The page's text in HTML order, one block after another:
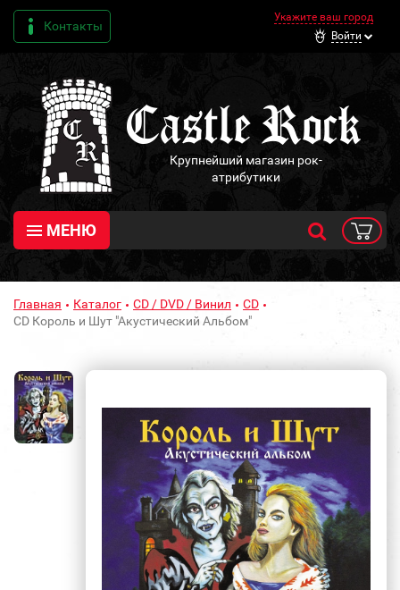
Контакты
Укажите ваш город
Войти
Крупнейший магазин рок-
атрибутики
МЕНЮ
Главная Каталог CD / DVD / Винил
CD
CD Король и Шут "Акустический Альбом"